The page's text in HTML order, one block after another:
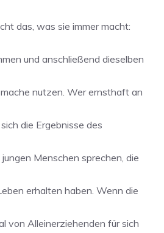
das, was sie immer macht:
und anschließend dieselben
nutzen. Wer ernsthaft an
die Ergebnisse des
Menschen sprechen, die
erhalten haben. Wenn die
von Alleinerziehenden für sich